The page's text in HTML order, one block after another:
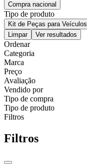
Compra nacional
Tipo de produto
Kit de Peças para Veículos
Limpar
Ver resultados
Ordenar
Categoria
Marca
Preço
Avaliação
Vendido por
Tipo de compra
Tipo de produto
Filtros
Filtros